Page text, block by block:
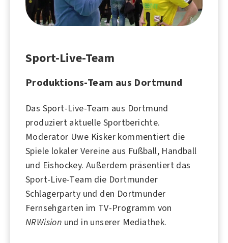
Sport-Live-Team
Produktions-Team aus Dortmund
Das Sport-Live-Team aus Dortmund
produziert aktuelle Sportberichte.
Moderator Uwe Kisker kommentiert die
Spiele lokaler Vereine aus Fußball, Handball
und Eishockey. Außerdem präsentiert das
Sport-Live-Team die Dortmunder
Schlagerparty und den Dortmunder
Fernsehgarten im TV-Programm von
NRWision und in unserer Mediathek.